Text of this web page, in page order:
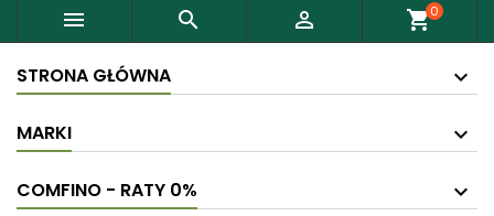
   shopping_cart0
STRONA GŁÓWNA
MARKI
COMFINO - RATY 0%